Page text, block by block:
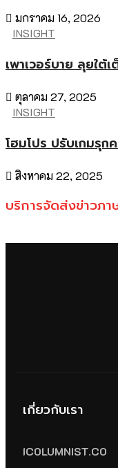
มกราคม 16, 2026
INSIGHT
เพาเวอร์บาย ลุยใต้
ตุลาคม 27, 2025
INSIGHT
โฮมโปร ปรับเกมรุก
สิงหาคม 22, 2025
บริการจัดส่งข่าวภ
เกี่ยวกับเรา
ICOLUMNIST.CO